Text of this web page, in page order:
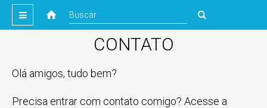
CONTATO
Olá amigos, tudo bem?
Precisa entrar com contato comigo? Acesse a